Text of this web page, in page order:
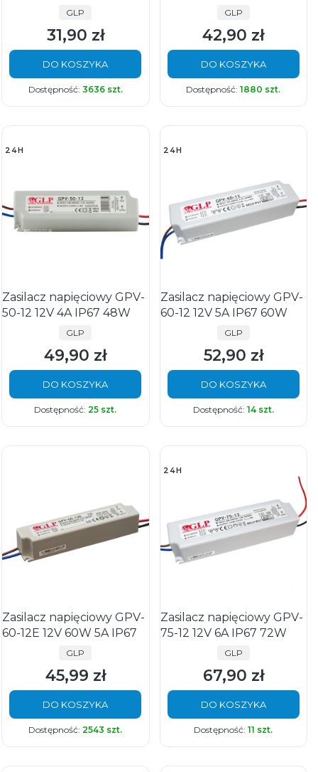
PRODUCENT
GLP
Cena
31,90 zł
DO KOSZYKA
Dostępność: 3636 szt.
PRODUCENT
GLP
Cena
42,90 zł
DO KOSZYKA
Dostępność:1880 szt.
24H
Zasilacz napięciowy GPV-
50-12 12V 4A IP67 48W
PRODUCENT
GLP
Cena
49,90 zł
DO KOSZYKA
Dostępność: 25 szt.
24H
Zasilacz napięciowy GPV-
60-12 12V 5A IP67 60W
PRODUCENT
GLP
Cena
52,90 zł
DO KOSZYKA
Dostępność: 14 szt.
Zasilacz napięciowy GPV-
60-12E 12V 60W 5A IP67
PRODUCENT
GLP
Cena
45,99 zł
DO KOSZYKA
Dostępność: 2543 szt.
24H
Zasilacz napięciowy GPV-
75-12 12V 6A IP67 72W
PRODUCENT
GLP
Cena
67,90 zł
DO KOSZYKA
Dostępność:11 szt.